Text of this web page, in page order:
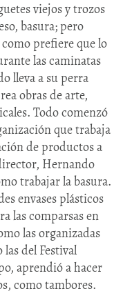
viejos y trozos
basura; pero
como prefiere que lo
las caminatas
lleva a su perra
obras de arte,
Todo comenzó
que trabaja
de productos a
Hernando
trabajar la basura.
envases plásticos
las comparsas en
las organizadas
del Festival
aprendió a hacer
como tambores.